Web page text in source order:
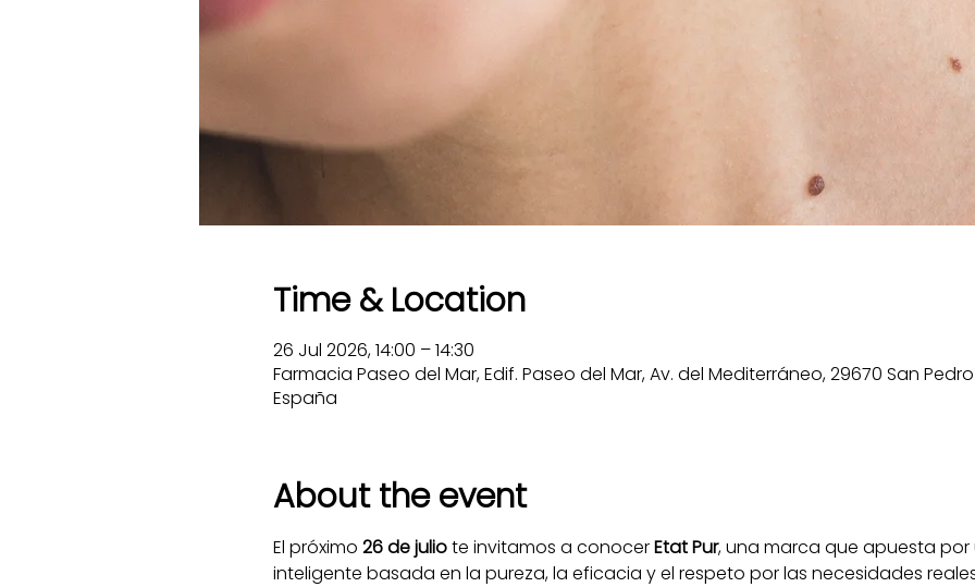
Time & Location
26 Jul 2026, 14:00 – 14:30
Farmacia Paseo del Mar, Edif. Paseo del Mar, Av. del Mediterráneo, 29670 San
España
About the event
El próximo 26 de julio te invitamos a conocer Etat Pur, una marca que apuesta
inteligente basada en la pureza, la eficacia y el respeto por las necesidades